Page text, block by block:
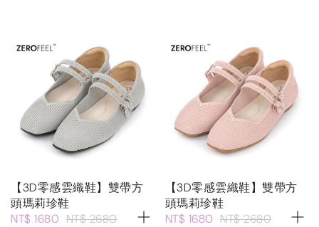
【3D零感雲織鞋】雙帶方
頭瑪莉珍鞋
NT$ 1680 NT$ 2680
【3D零感雲織鞋】雙帶方
頭瑪莉珍鞋
NT$ 1680 NT$ 2680